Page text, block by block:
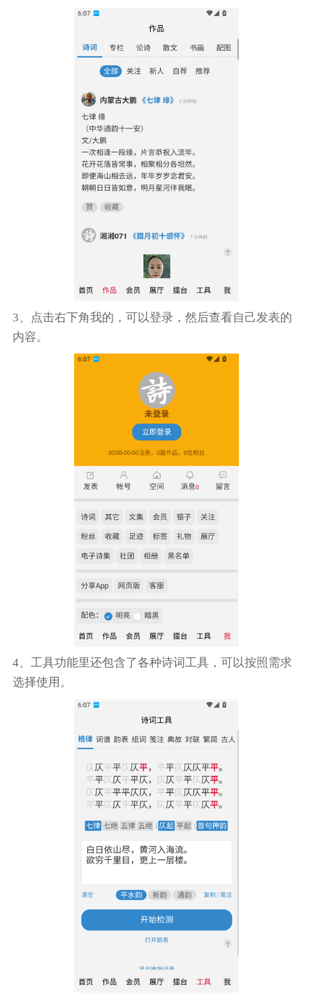
3、点击右下角我的，可以登录，然后查看自己发表的
内容。
4、工具功能里还包含了各种诗词工具，可以按照需求
选择使用。